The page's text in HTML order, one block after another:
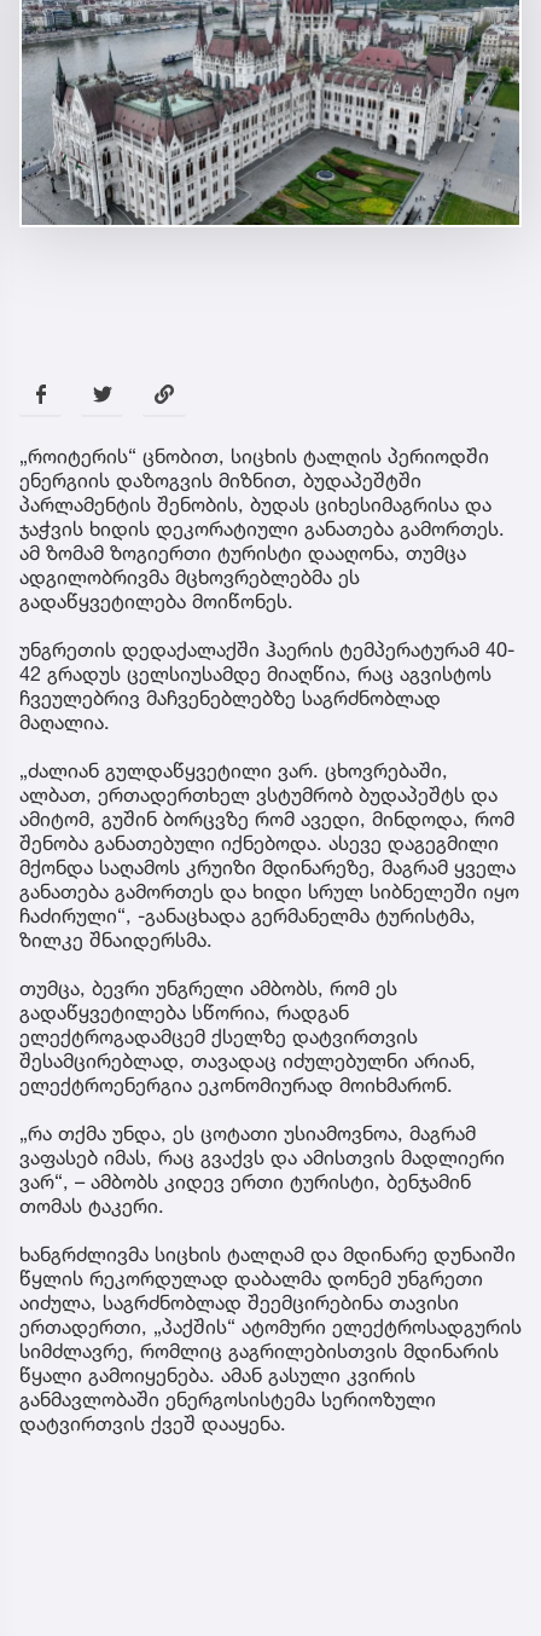
„როიტერის“ ცნობით, სიცხის ტალღის პერიოდში
ენერგიის დაზოგვის მიზნით, ბუდაპეშტში
პარლამენტის შენობის, ბუდას ციხესიმაგრისა და
ჯაჭვის ხიდის დეკორატიული განათება გამორთეს.
ამ ზომამ ზოგიერთი ტურისტი დააღონა, თუმცა
ადგილობრივმა მცხოვრებლებმა ეს
გადაწყვეტილება მოიწონეს.
უნგრეთის დედაქალაქში ჰაერის ტემპერატურამ 40-
42 გრადუს ცელსიუსამდე მიაღწია, რაც აგვისტოს
ჩვეულებრივ მაჩვენებლებზე საგრძნობლად
მაღალია.
„ძალიან გულდაწყვეტილი ვარ. ცხოვრებაში,
ალბათ, ერთადერთხელ ვსტუმრობ ბუდაპეშტს და
ამიტომ, გუშინ ბორცვზე რომ ავედი, მინდოდა, რომ
შენობა განათებული იქნებოდა. ასევე დაგეგმილი
მქონდა საღამოს კრუიზი მდინარეზე, მაგრამ ყველა
განათება გამორთეს და ხიდი სრულ სიბნელეში იყო
ჩაძირული“, -განაცხადა გერმანელმა ტურისტმა,
ზილკე შნაიდერსმა.
თუმცა, ბევრი უნგრელი ამბობს, რომ ეს
გადაწყვეტილება სწორია, რადგან
ელექტროგადამცემ ქსელზე დატვირთვის
შესამცირებლად, თავადაც იძულებულნი არიან,
ელექტროენერგია ეკონომიურად მოიხმარონ.
„რა თქმა უნდა, ეს ცოტათი უსიამოვნოა, მაგრამ
ვაფასებ იმას, რაც გვაქვს და ამისთვის მადლიერი
ვარ“, – ამბობს კიდევ ერთი ტურისტი, ბენჯამინ
თომას ტაკერი.
ხანგრძლივმა სიცხის ტალღამ და მდინარე დუნაიში
წყლის რეკორდულად დაბალმა დონემ უნგრეთი
აიძულა, საგრძნობლად შეემცირებინა თავისი
ერთადერთი, „პაქშის“ ატომური ელექტროსადგურის
სიმძლავრე, რომლიც გაგრილებისთვის მდინარის
წყალი გამოიყენება. ამან გასული კვირის
განმავლობაში ენერგოსისტემა სერიოზული
დატვირთვის ქვეშ დააყენა.